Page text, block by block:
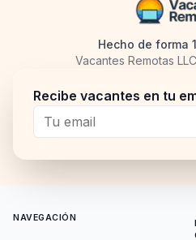
Hecho de forma
Vacantes Remotas
Recibe vacantes en tu
NAVEGACIÓN